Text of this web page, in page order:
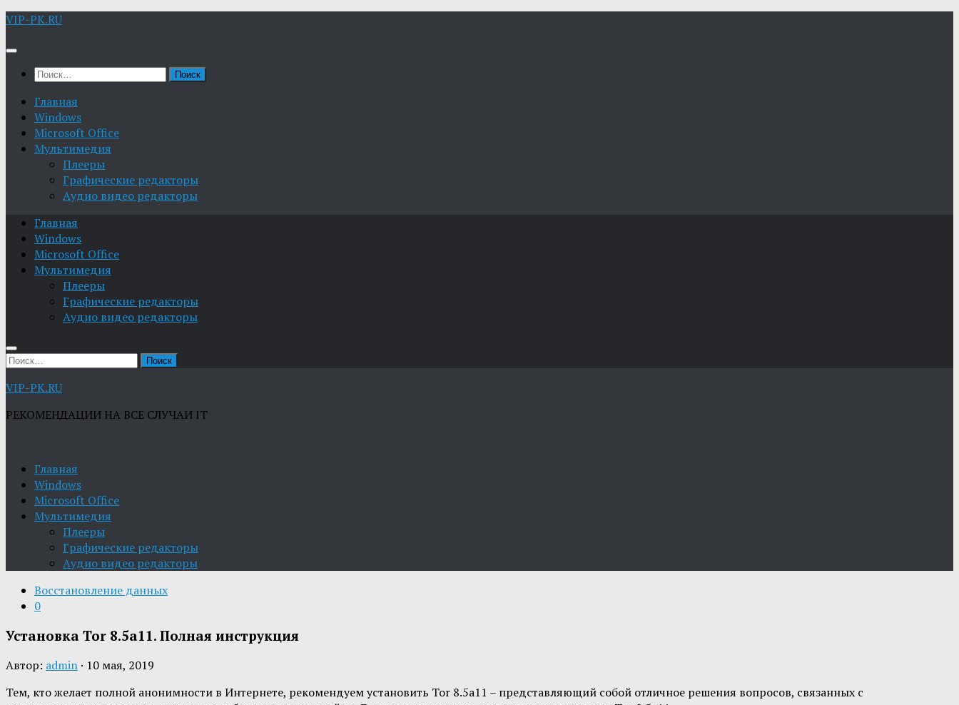
Skip
content
VIP-PK.RU
Найти:
Главная
Windows
Microsoft Office
Мультимедия
Плееры
Графические редакторы
Aудио видео редакторы
Главная
Windows
Microsoft Office
Мультимедия
Плееры
Графические редакторы
Aудио видео редакторы
Найти:
VIP-PK.RU
РЕКОМЕНДАЦИИ НА ВСЕ СЛУЧАИ IT
Главная
Windows
Microsoft Office
Мультимедия
Плееры
Графические редакторы
Aудио видео редакторы
Восстановление данных
0
Установка Tor 8.5a11. Полная инструкция
Автор: admin · 10 мая, 2019
Тем, кто желает полной анонимности в Интернете, рекомендуем установить Tor 8.5a11 – представляющий собой отличное решения вопросов, связанных с